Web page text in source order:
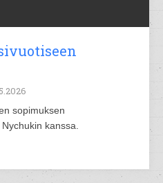
sopimuksen
kanssa.